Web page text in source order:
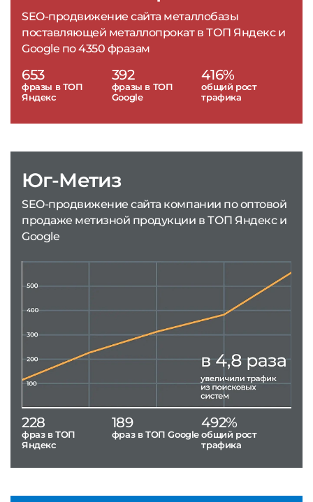
SEO-продвижение сайта металлобазы
поставляющей металлопрокат в ТОП Яндекс и
Google по 4350 фразам
653
фразы в ТОП
Яндекс
392
фразы в ТОП
Google
416%
общий рост
трафика
Юг-Метиз
SEO-продвижение сайта компании по оптовой
продаже метизной продукции в ТОП Яндекс и
Google
228
фраз в ТОП
Яндекс
189
фраз в ТОП Google
492%
общий рост
трафика